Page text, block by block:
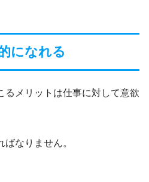
になれる
るメリットは仕事に対して意欲
なりません。